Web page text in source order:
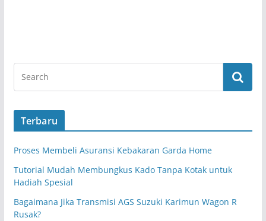
Terbaru
Proses Membeli Asuransi Kebakaran Garda Home
Tutorial Mudah Membungkus Kado Tanpa Kotak untuk
Hadiah Spesial
Bagaimana Jika Transmisi AGS Suzuki Karimun Wagon R
Rusak?